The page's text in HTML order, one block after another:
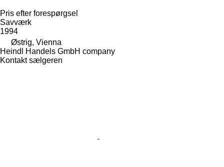
Pris efter forespørgsel
Savværk
1994
Østrig, Vienna
Heindl Handels GmbH company
Kontakt sælgeren